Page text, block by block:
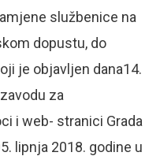
službenice na
dopustu, do
je objavljen dana14.
za
i web- stranici Grada
lipnja 2018. godine u